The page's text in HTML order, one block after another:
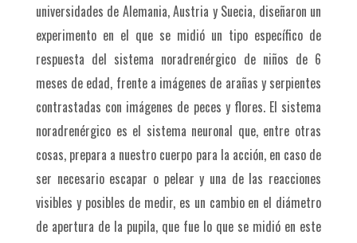
universidades de Alemania, Austria y Suecia, diseñaron un
experimento en el que se midió un tipo específico de
respuesta del sistema noradrenérgico de niños de 6
meses de edad, frente a imágenes de arañas y serpientes
contrastadas con imágenes de peces y flores. El sistema
noradrenérgico es el sistema neuronal que, entre otras
cosas, prepara a nuestro cuerpo para la acción, en caso de
ser necesario escapar o pelear y una de las reacciones
visibles y posibles de medir, es un cambio en el diámetro
de apertura de la pupila, que fue lo que se midió en este